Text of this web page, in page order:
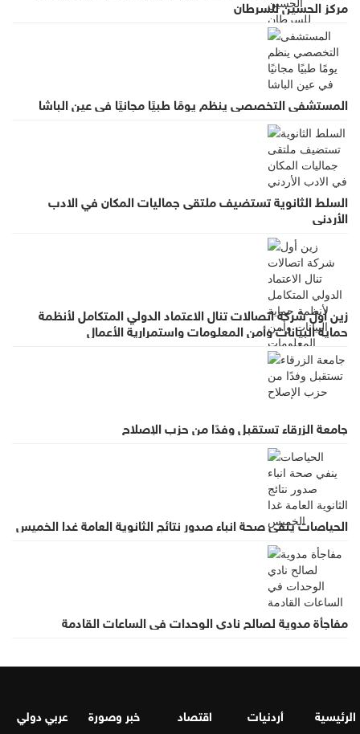
مركز الحسين للسرطان
المستشفى التخصصي ينظم يومًا طبيًا مجانيًا في عين الباشا
السلط الثانوية تستضيف ملتقى جماليات المكان في الادب
الأردني
زين أول شركة اتصالات تنال الاعتماد الدولي المتكامل لأنظمة
حماية البيانات وأمن المعلومات واستمرارية الأعمال
جامعة الزرقاء تستقبل وفدًا من حزب الإصلاح
الحياصات ينفي صحة انباء صدور نتائج الثانوية العامة غدا الخميس
مفاجأة مدوية لصالح نادي الوحدات في الساعات القادمة
الرئيسية أردنيات اقتصاد خبر وصورة
عربي دولي